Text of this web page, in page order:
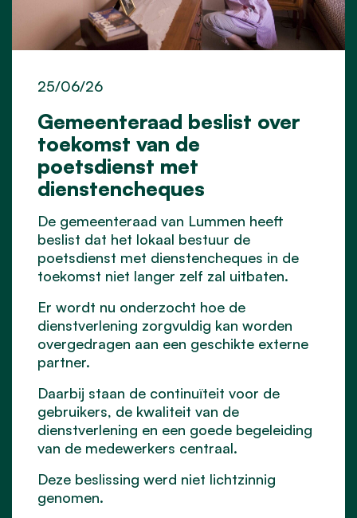
Gemeenteraad beslist over
toekomst van de
poetsdienst met
dienstencheques
25/06/26
De gemeenteraad van Lummen heeft
beslist dat het lokaal bestuur de
poetsdienst met dienstencheques in de
toekomst niet langer zelf zal uitbaten.
Er wordt nu onderzocht hoe de
dienstverlening zorgvuldig kan worden
overgedragen aan een geschikte externe
partner.
Daarbij staan de continuïteit voor de
gebruikers, de kwaliteit van de
dienstverlening en een goede begeleiding
van de medewerkers centraal.
Deze beslissing werd niet lichtzinnig
genomen.